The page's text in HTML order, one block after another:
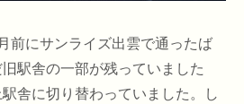
前にサンライズ出雲で通ったば
駅舎の一部が残っていました
舎に切り替わっていました。し